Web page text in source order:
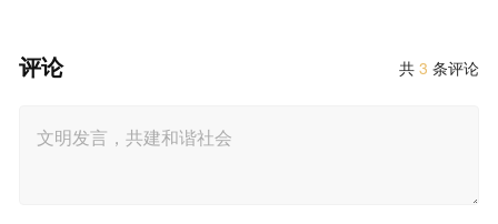
共3 条评论
评论